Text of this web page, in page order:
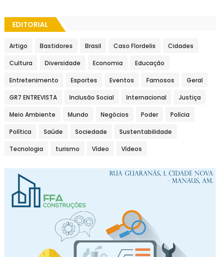
EDITORIAL
Artigo Bastidores Brasil Caso Flordelis Cidades
Cultura Diversidade Economia Educação
Entretenimento Esportes Eventos Famosos Geral
GR7 ENTREVISTA Inclusão Social Internacional Justiça
Meio Ambiente Mundo Negócios Poder Polícia
Política Saúde Sociedade Sustentabilidade
Tecnologia turismo Vídeo Vídeos